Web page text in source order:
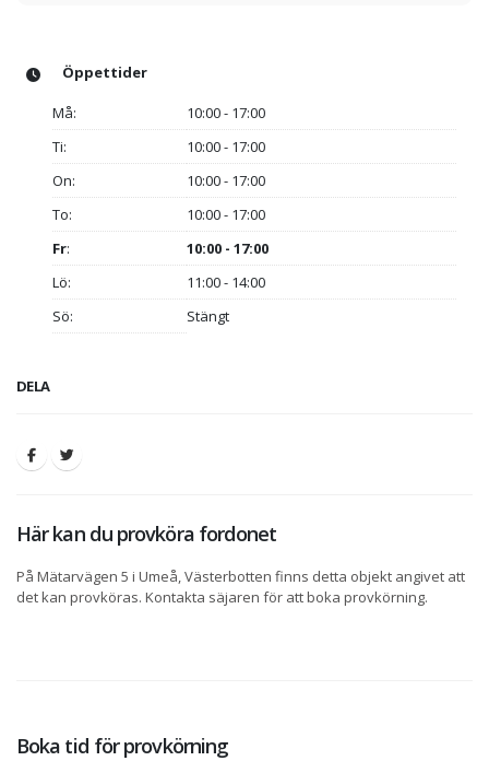
Öppettider
Må:
10:00 - 17:00
Ti:
10:00 - 17:00
On:
10:00 - 17:00
To:
10:00 - 17:00
Fr:
10:00 - 17:00
Lö:
11:00 - 14:00
Sö:
Stängt
DELA
Här kan du provköra fordonet
På Mätarvägen 5 i Umeå, Västerbotten finns detta objekt angivet att
det kan provköras. Kontakta säjaren för att boka provkörning.
Boka tid för provkörning